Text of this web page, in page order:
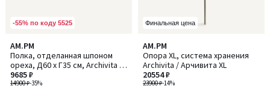
-55% по коду 5525
AM.PM
Полка, отделанная шпоном
ореха, Д60 x Г35 см, Archivita /
Арчивита
14900 ₽-35%
9685 ₽
4,8
/ 5
Финальная цена
AM.PM
Опора XL, система хранения
Archivita / Арчивита XL
23900 ₽-14%
20554 ₽
3,7
/ 5
Количество
цветов:
2